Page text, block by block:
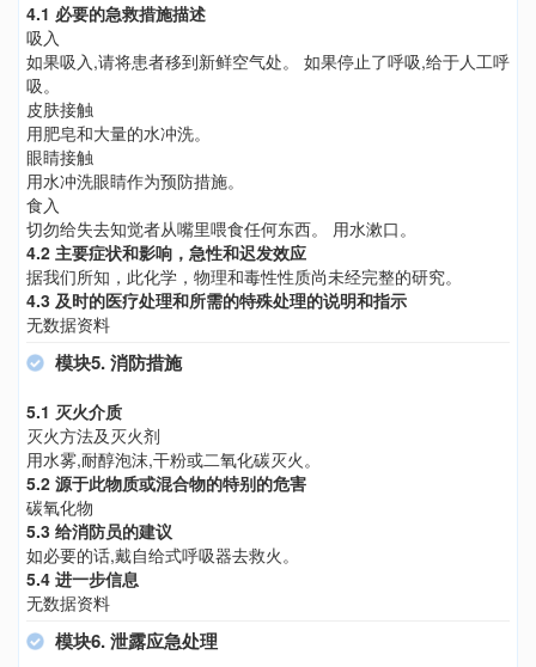
4.1 必要的急救措施描述
吸入
如果吸入,请将患者移到新鲜空气处。 如果停止了呼吸,给于人工呼
吸。
皮肤接触
用肥皂和大量的水冲洗。
眼睛接触
用水冲洗眼睛作为预防措施。
食入
切勿给失去知觉者从嘴里喂食任何东西。 用水漱口。
4.2 主要症状和影响，急性和迟发效应
据我们所知，此化学，物理和毒性性质尚未经完整的研究。
4.3 及时的医疗处理和所需的特殊处理的说明和指示
无数据资料
模块5. 消防措施
5.1 灭火介质
灭火方法及灭火剂
用水雾,耐醇泡沫,干粉或二氧化碳灭火。
5.2 源于此物质或混合物的特别的危害
碳氧化物
5.3 给消防员的建议
如必要的话,戴自给式呼吸器去救火。
5.4 进一步信息
无数据资料
模块6. 泄露应急处理